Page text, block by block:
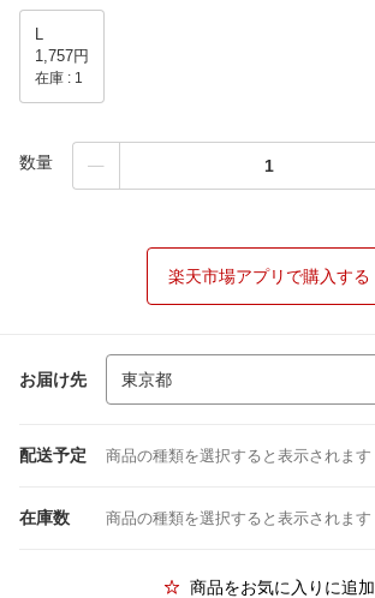
L
1,757円
在庫 : 1
数量
楽天市場アプリで購入する
お届け先
配送予定 商品の種類を選択すると表示されます
在庫数 商品の種類を選択すると表示されます
商品をお気に入りに追加